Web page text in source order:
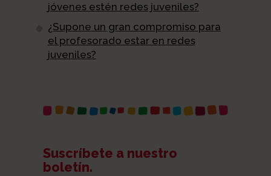
jóvenes estén redes juveniles?
¿Supone un gran compromiso para
el profesorado estar en redes
juveniles?
Suscríbete a nuestro
boletín.